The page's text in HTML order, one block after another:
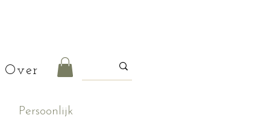
Over
Persoonlijk